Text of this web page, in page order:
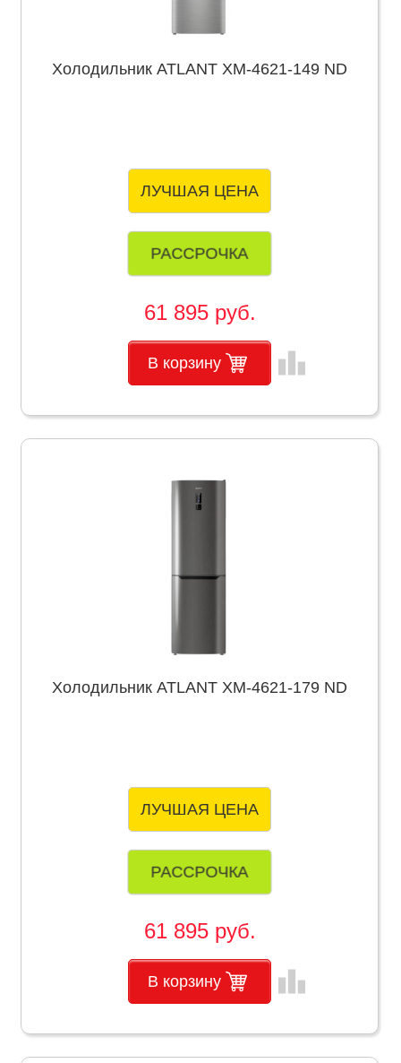
Холодильник ATLANT ХМ-4621-149 ND
ЛУЧШАЯ ЦЕНА
РАССРОЧКА
61 895 руб.
В корзину leaderboard
Холодильник ATLANT ХМ-4621-179 ND
ЛУЧШАЯ ЦЕНА
РАССРОЧКА
61 895 руб.
В корзину leaderboard